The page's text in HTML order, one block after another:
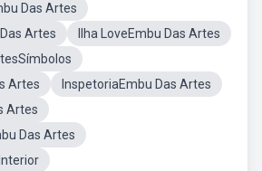
Das Artes
Artes
Ilha LoveEmbu Das Artes
Artes
InspetoriaEmbu Das Artes
Artes
Das Artes